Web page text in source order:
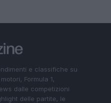
e classifiche su
Formula 1,
dalle competizioni
delle partite, le